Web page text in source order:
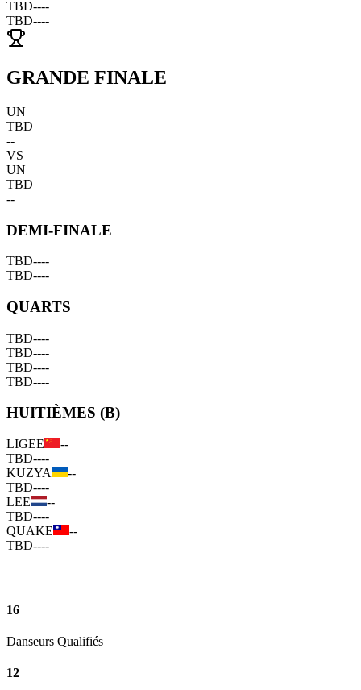
TBD----
TBD----
GRANDE FINALE
UN
TBD
--
VS
UN
TBD
--
DEMI-FINALE
TBD----
TBD----
QUARTS
TBD----
TBD----
TBD----
TBD----
HUITIÈMES (B)
LIGEE
--
TBD----
KUZYA
--
TBD----
LEE
--
TBD----
QUAKE
--
TBD----
16
Danseurs Qualifiés
12